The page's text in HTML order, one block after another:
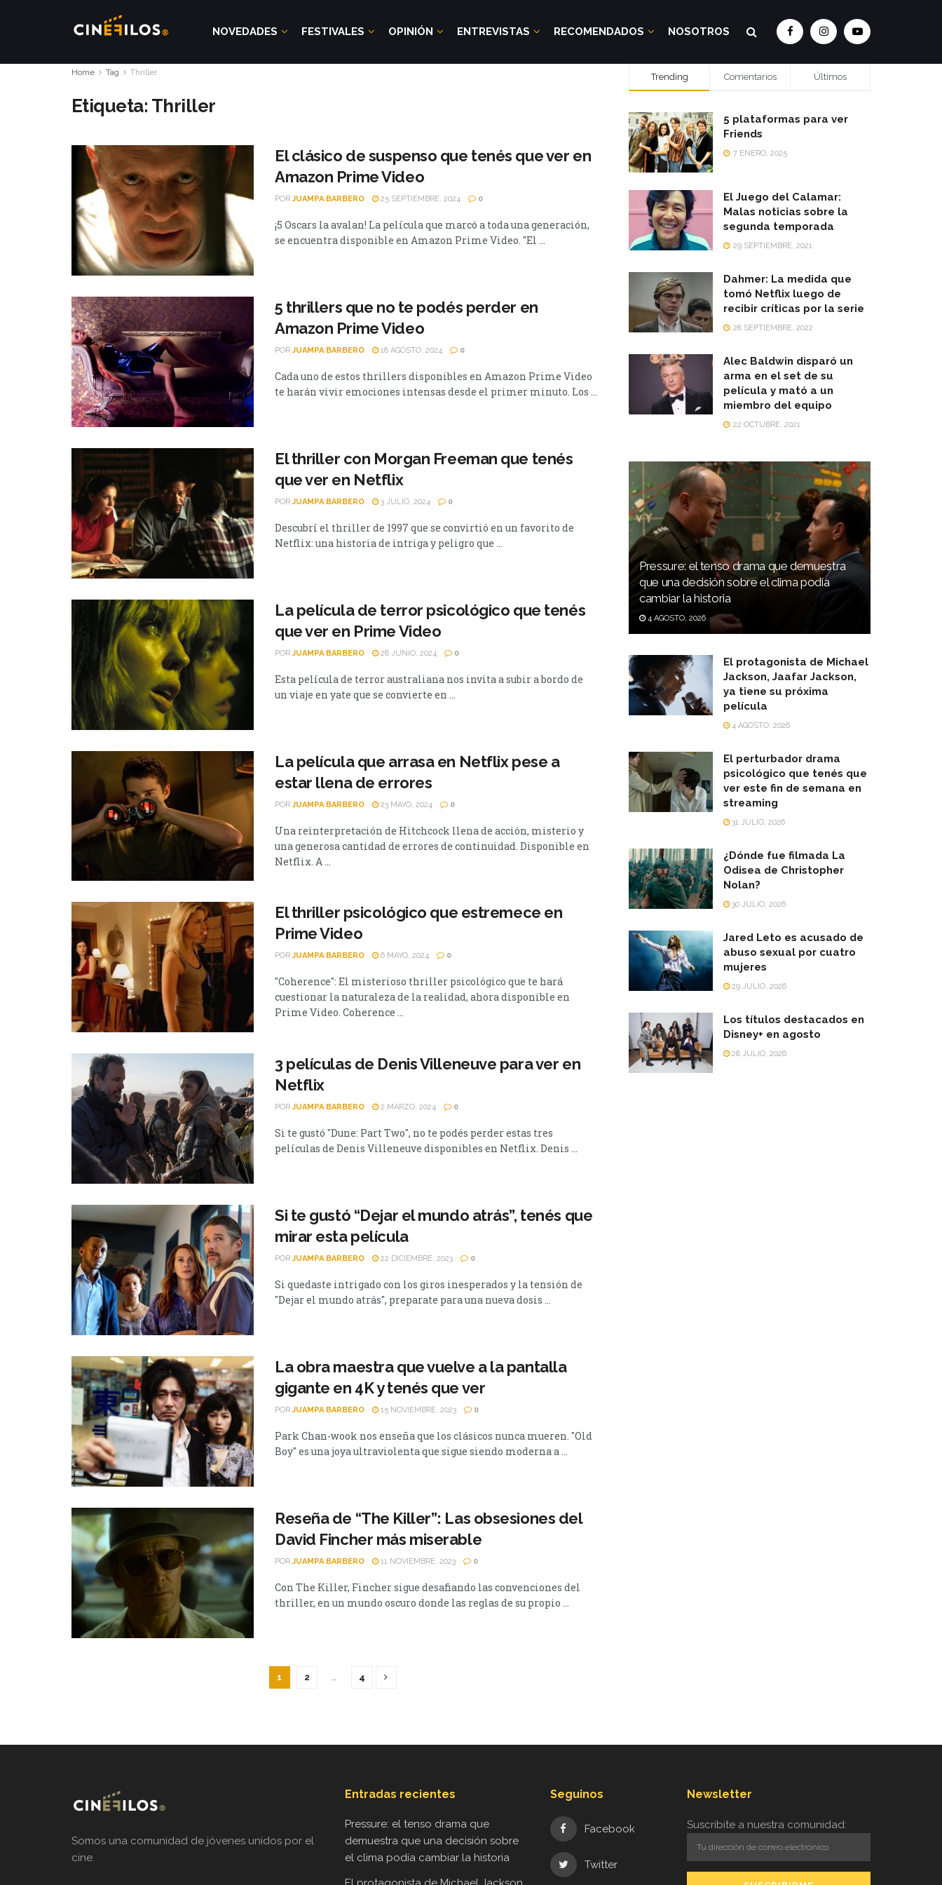
NOVEDADES FESTIVALES OPINIÓN ENTREVISTAS RECOMENDADOS NOSOTROS
Home Tag Thriller
Etiqueta: Thriller
El clásico de suspenso que tenés que ver en
Amazon Prime Video
POR JUAMPA BARBERO 25 SEPTIEMBRE, 2024 0
¡5 Oscars la avalan! La película que marcó a toda una generación,
se encuentra disponible en Amazon Prime Video. "El ...
5 thrillers que no te podés perder en
Amazon Prime Video
POR JUAMPA BARBERO 18 AGOSTO, 2024 0
Cada uno de estos thrillers disponibles en Amazon Prime Video
te harán vivir emociones intensas desde el primer minuto. Los ...
El thriller con Morgan Freeman que tenés
que ver en Netflix
POR JUAMPA BARBERO 3 JULIO, 2024 0
Descubrí el thriller de 1997 que se convirtió en un favorito de
Netflix: una historia de intriga y peligro que ...
La película de terror psicológico que tenés
que ver en Prime Video
POR JUAMPA BARBERO 28 JUNIO, 2024 0
Esta película de terror australiana nos invita a subir a bordo de
un viaje en yate que se convierte en ...
La película que arrasa en Netflix pese a
estar llena de errores
POR JUAMPA BARBERO 23 MAYO, 2024 0
Una reinterpretación de Hitchcock llena de acción, misterio y
una generosa cantidad de errores de continuidad. Disponible en
Netflix. A ...
El thriller psicológico que estremece en
Prime Video
POR JUAMPA BARBERO 6 MAYO, 2024 0
"Coherence": El misterioso thriller psicológico que te hará
cuestionar la naturaleza de la realidad, ahora disponible en
Prime Video. Coherence ...
3 películas de Denis Villeneuve para ver en
Netflix
POR JUAMPA BARBERO 2 MARZO, 2024 0
Si te gustó "Dune: Part Two", no te podés perder estas tres
películas de Denis Villeneuve disponibles en Netflix. Denis ...
Si te gustó “Dejar el mundo atrás”, tenés que
mirar esta película
POR JUAMPA BARBERO 22 DICIEMBRE, 2023 0
Si quedaste intrigado con los giros inesperados y la tensión de
"Dejar el mundo atrás", preparate para una nueva dosis ...
La obra maestra que vuelve a la pantalla
gigante en 4K y tenés que ver
POR JUAMPA BARBERO 15 NOVIEMBRE, 2023 0
Park Chan-wook nos enseña que los clásicos nunca mueren. "Old
Boy" es una joya ultraviolenta que sigue siendo moderna a ...
Reseña de “The Killer”: Las obsesiones del
David Fincher más miserable
POR JUAMPA BARBERO 11 NOVIEMBRE, 2023 0
Con The Killer, Fincher sigue desafiando las convenciones del
thriller, en un mundo oscuro donde las reglas de su propio ...
1 2 4
Trending Comentarios Últimos
5 plataformas para ver
Friends
7 ENERO, 2025
El Juego del Calamar:
Malas noticias sobre la
segunda temporada
29 SEPTIEMBRE, 2021
Dahmer: La medida que
tomó Netflix luego de
recibir críticas por la serie
28 SEPTIEMBRE, 2022
Alec Baldwin disparó un
arma en el set de su
película y mató a un
miembro del equipo
22 OCTUBRE, 2021
Pressure: el tenso drama que demuestra
que una decisión sobre el clima podía
cambiar la historia
4 AGOSTO, 2026
El protagonista de Michael
Jackson, Jaafar Jackson,
ya tiene su próxima
película
4 AGOSTO, 2026
El perturbador drama
psicológico que tenés que
ver este fin de semana en
streaming
31 JULIO, 2026
¿Dónde fue filmada La
Odisea de Christopher
Nolan?
30 JULIO, 2026
Jared Leto es acusado de
abuso sexual por cuatro
mujeres
29 JULIO, 2026
Los títulos destacados en
Disney+ en agosto
28 JULIO, 2026
Somos una comunidad de jóvenes unidos por el
cine.
Entradas recientes
Pressure: el tenso drama que
demuestra que una decisión sobre
el clima podía cambiar la historia
Seguinos
Facebook
Twitter
Newsletter
Suscribite a nuestra comunidad: